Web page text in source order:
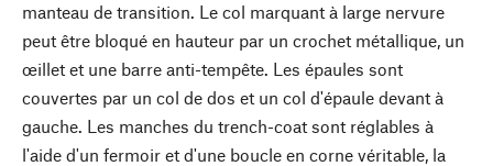
manteau de transition. Le col marquant à large nervure
peut être bloqué en hauteur par un crochet métallique, un
œillet et une barre anti-tempête. Les épaules sont
couvertes par un col de dos et un col d'épaule devant à
gauche. Les manches du trench-coat sont réglables à
l'aide d'un fermoir et d'une boucle en corne véritable, la